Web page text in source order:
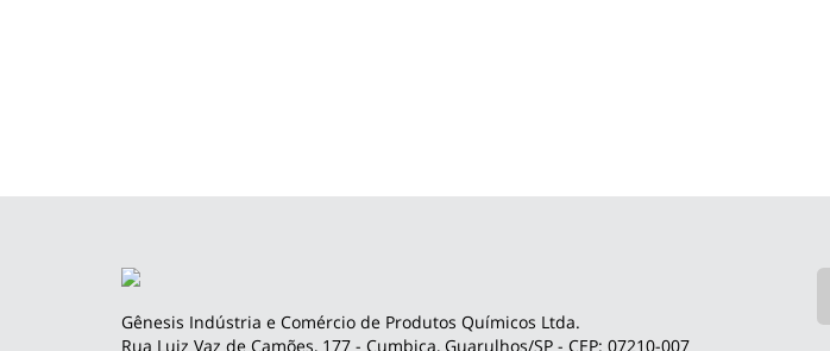
Gênesis Indústria e Comércio de Produtos Químicos Ltda.
Rua Luiz Vaz de Camões, 177 - Cumbica, Guarulhos/SP - CEP: 07210-007